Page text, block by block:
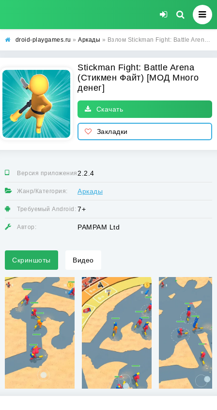
droid-playgames.ru » Аркады » Взлом Stickman Fight: Battle Arena (Стикмен Файт) [МОД Много денег] - полная версия apk на Андроид
Stickman Fight: Battle Arena
(Стикмен Файт) [МОД Много
денег]
Скачать
Закладки
Версия приложения:2.2.4
Жанр/Категория: Аркады
Требуемый Android: 7+
Автор: PAMPAM Ltd
Скриншоты Видео